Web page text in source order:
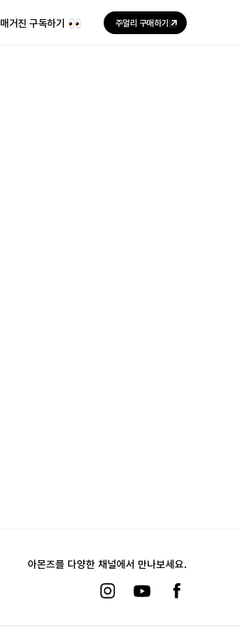
매거진 구독하기 주얼리 구매하기
아몬즈를 다양한 채널에서 만나보세요.